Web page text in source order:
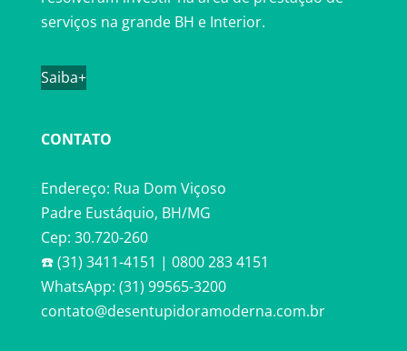
serviços na grande BH e Interior.
Saiba+
CONTATO
Endereço: Rua Dom Viçoso
Padre Eustáquio, BH/MG
Cep: 30.720-260
☎️ (31) 3411-4151 | 0800 283 4151
WhatsApp: (31) 99565-3200
contato@desentupidoramoderna.com.br